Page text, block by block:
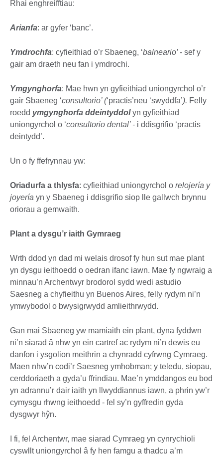
Rhai enghreifftiau:
Arianfa: ar gyfer ‘banc’.
Ymdrochfa: cyfieithiad o’r Sbaeneg, ‘balneario’ - sef y
gair am draeth neu fan i ymdrochi.
Ymgynghorfa: Mae hwn yn gyfieithiad uniongyrchol o’r
gair Sbaeneg ‘consultorio’ (‘practis’neu ‘swyddfa’). Felly
roedd ymgynghorfa ddeintyddolyn gyfieithiad
uniongyrchol o ‘consultorio dental’ - i ddisgrifio ‘practis
deintydd’.
Un o fy ffefrynnau yw:
Oriadurfa a thlysfa: cyfieithiad uniongyrchol o relojería y
joyería yn y Sbaeneg i ddisgrifio siop lle gallwch brynnu
oriorau a gemwaith.
Plant a dysgu’r iaith Gymraeg
Wrth ddod yn dad mi welais drosof fy hun sut mae plant
yn dysgu ieithoedd o oedran ifanc iawn. Mae fy ngwraig a
minnau’n Archentwyr brodorol sydd wedi astudio
Saesneg a chyfieithu yn Buenos Aires, felly rydym ni’n
ymwybodol o bwysigrwydd amlieithrwydd.
Gan mai Sbaeneg yw mamiaith ein plant, dyna fyddwn
ni’n siarad â nhw yn ein cartref ac rydym ni’n dewis eu
danfon i ysgolion meithrin a chynradd cyfrwng Cymraeg.
Maen nhw’n codi’r Saesneg ymhobman; y teledu, siopau,
cerddoriaeth a gyda’u ffrindiau. Mae’n ymddangos eu bod
yn adrannu’r dair iaith yn llwyddiannus iawn, a phrin yw’r
cymysgu rhwng ieithoedd - fel sy’n gyffredin gyda
dysgwyr hŷn.
I fi, fel Archentwr, mae siarad Cymraeg yn cynrychioli
cyswllt uniongyrchol â fy hen famgu a thadcu a’m